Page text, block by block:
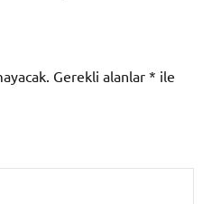
Gerekli alanlar * ile